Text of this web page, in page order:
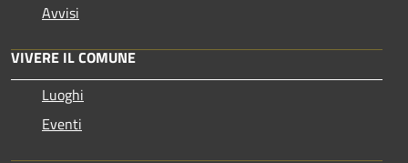
Avvisi
VIVERE IL COMUNE
Luoghi
Eventi